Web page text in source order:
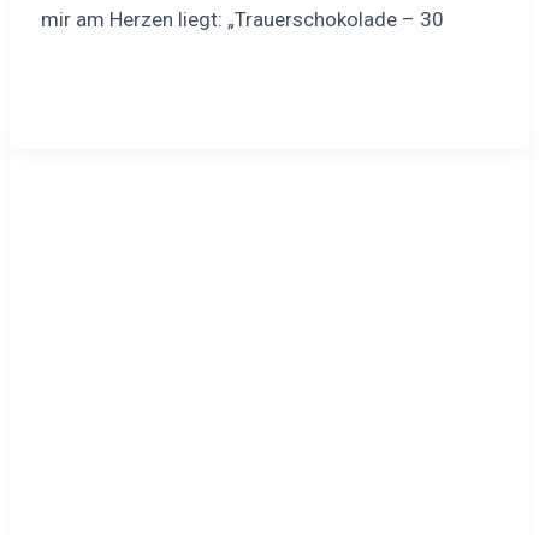
mir am Herzen liegt: „Trauerschokolade – 30